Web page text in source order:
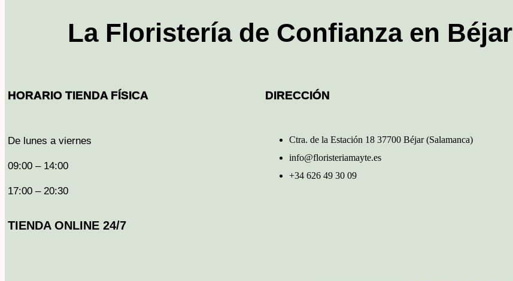
La Floristería de Confianza en Béjar
HORARIO TIENDA FÍSICA
De lunes a viernes
09:00 – 14:00
17:00 – 20:30
TIENDA ONLINE 24/7
DIRECCIÓN
Ctra. de la Estación 18 37700 Béjar (Salamanca)
info@floristeriamayte.es
+34 626 49 30 09